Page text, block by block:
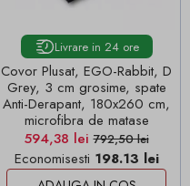
Livrare in 24 ore
Covor Plusat, EGO-Rabbit, D
Grey, 3 cm grosime, spate
Anti-Derapant, 180x260 cm,
microfibra de matase
Pret
594,38 leiPret de baza
792,50 lei
Economisesti 198.13 lei